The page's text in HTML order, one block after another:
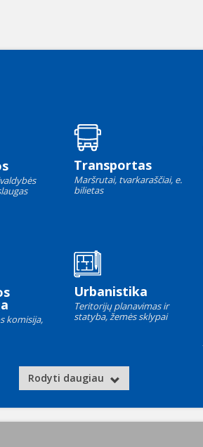
Transportas
Maršrutai, tvarkaraščiai, e.
bilietas
komisija,
Urbanistika
Teritorijų planavimas ir
statyba, žemės sklypai
Rodyti daugiau